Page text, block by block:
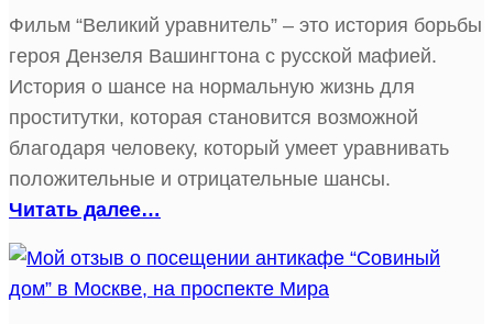
Фильм “Великий уравнитель” – это история борьбы
героя Дензеля Вашингтона с русской мафией.
История о шансе на нормальную жизнь для
проститутки, которая становится возможной
благодаря человеку, который умеет уравнивать
положительные и отрицательные шансы.
Читать далее…